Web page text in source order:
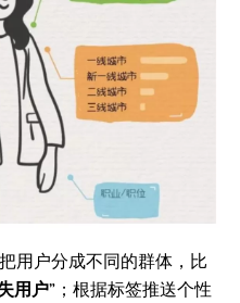
用户分成不同的群体，比
用户”；根据标签推送个性